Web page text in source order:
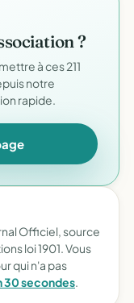
?
à ces 211
notre
rapide.
Officiel, source
loi 1901. Vous
qui n'a pas
30 secondes.